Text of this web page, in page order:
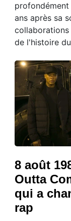
profondément
ans après sa
collaborations
de l'histoire
8 août
Outta
qui a
rap